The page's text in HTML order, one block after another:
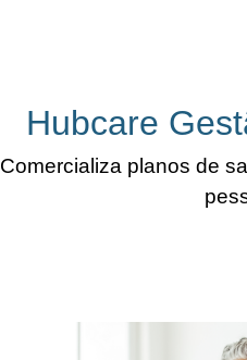
Hubcare
Comercializa planos de